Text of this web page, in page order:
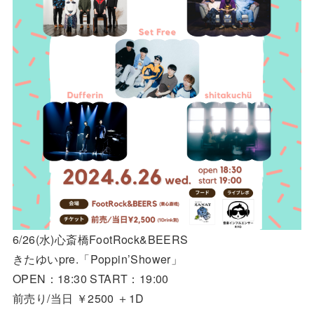
6/26(水)心斎橋FootRock&BEERS
きたゆいpre.「Poppin’Shower」
OPEN：18:30 START：19:00
前売り/当日 ￥2500 ＋1D